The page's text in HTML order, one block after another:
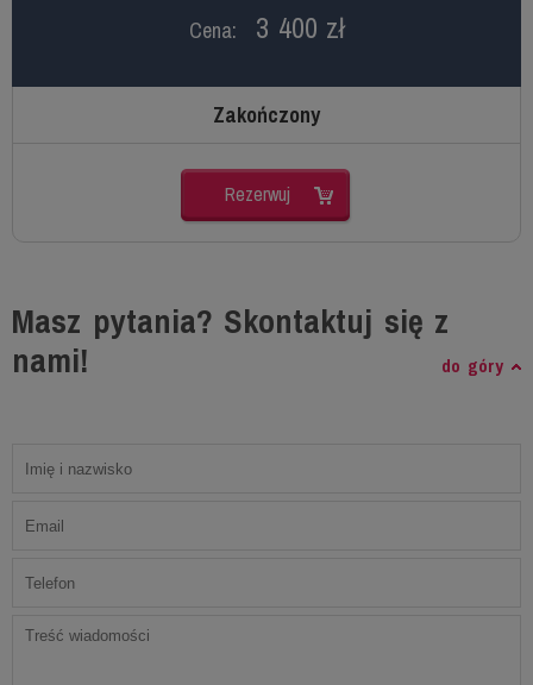
Cena: 3 400 zł
Zakończony
Rezerwuj
Masz pytania? Skontaktuj się z
nami!
do góry